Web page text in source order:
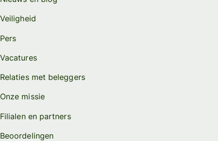
Veiligheid
Pers
Vacatures
Relaties met beleggers
Onze missie
Filialen en partners
Beoordelingen